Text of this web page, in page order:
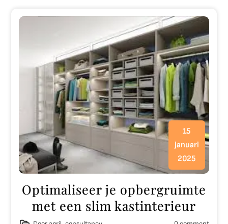
15
januari
2025
Optimaliseer je opbergruimte
met een slim kastinterieur